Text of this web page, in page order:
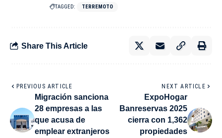
TAGGED: TERREMOTO
Share This Article
PREVIOUS ARTICLE
Migración sanciona
28 empresas a las
que acusa de
emplear extranjeros
NEXT ARTICLE
ExpoHogar
Banreservas 2025
cierra con 1,362
propiedades